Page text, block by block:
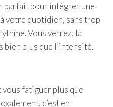
parfait pour intégrer une
votre quotidien, sans trop
Vous verrez, la
plus que l’intensité.
vous fatiguer plus que
c’est en